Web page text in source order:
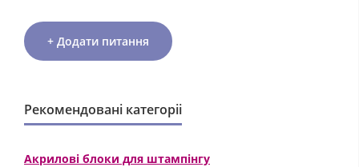
+ Додати питання
Рекомендовані категоріі
Акрилові блоки для штампінгу